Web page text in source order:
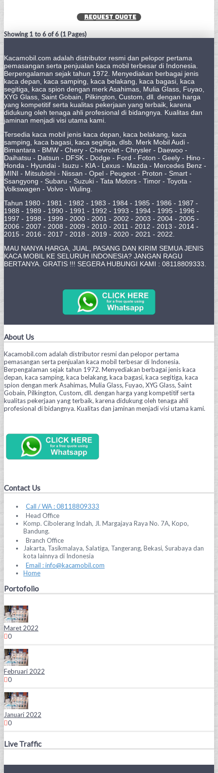
REQUEST QUOTE
Showing 1 to 6 of 6 (1 Pages)
Kacamobil.com adalah distributor resmi dan pelopor pertama
pemasangan serta penjualan kaca mobil terbesar di Indonesia.
Berpengalaman sejak tahun 1972. Menyediakan berbagai jenis
kaca depan, kaca samping, kaca belakang, kaca bagasi, kaca
segitiga, kaca spion dengan merk Asahimas, Mulia Glass, Fuyao,
XYG Glass, Saint Gobain, Pilkington, Custom, dll. dengan harga
yang kompetitif serta kualitas pekerjaan yang terbaik, karena
didukung oleh tenaga ahli profesional di bidangnya. Kualitas dan
jaminan menjadi visi utama kami.
Tersedia kaca mobil jenis kaca depan, kaca belakang, kaca
samping, kaca bagasi, kaca segitiga, dlsb. Merk Mobil Audi -
Bimantara - BMW - Chery - Chevrolet - Chrysler - Daewoo -
Daihatsu - Datsun - DFSK - Dodge - Ford - Foton - Geely - Hino -
Honda - Hyundai - Isuzu - KIA - Lexus - Mazda - Mercedes Benz -
MINI - Mitsubishi - Nissan - Opel - Peugeot - Proton - Smart -
Ssangyong - Subaru - Suzuki - Tata Motors - Timor - Toyota -
Volkswagen - Volvo - Wuling.
Tahun 1980 - 1981 - 1982 - 1983 - 1984 - 1985 - 1986 - 1987 -
1988 - 1989 - 1990 - 1991 - 1992 - 1993 - 1994 - 1995 - 1996 -
1997 - 1998 - 1999 - 2000 - 2001 - 2002 - 2003 - 2004 - 2005 -
2006 - 2007 - 2008 - 2009 - 2010 - 2011 - 2012 - 2013 - 2014 -
2015 - 2016 - 2017 - 2018 - 2019 - 2020 - 2021 - 2022.
MAU NANYA HARGA, JUAL, PASANG DAN KIRIM SEMUA JENIS
KACA MOBIL KE SELURUH INDONESIA? JANGAN RAGU
BERTANYA. GRATIS !!! SEGERA HUBUNGI KAMI : 08118809333.
About Us
Kacamobil.com adalah distributor resmi dan pelopor pertama
pemasangan serta penjualan kaca mobil terbesar di Indonesia.
Berpengalaman sejak tahun 1972. Menyediakan berbagai jenis kaca
depan, kaca samping, kaca belakang, kaca bagasi, kaca segitiga, kaca
spion dengan merk Asahimas, Mulia Glass, Fuyao, XYG Glass, Saint
Gobain, Pilkington, Custom, dll. dengan harga yang kompetitif serta
kualitas pekerjaan yang terbaik, karena didukung oleh tenaga ahli
profesional di bidangnya. Kualitas dan jaminan menjadi visi utama kami.
Contact Us
Call / WA : 08118809333
Head Office
Komp. Cibolerang Indah, Jl. Margajaya Raya No. 7A, Kopo,
Bandung.
Branch Office
Jakarta, Tasikmalaya, Salatiga, Tangerang, Bekasi, Surabaya dan
kota lainnya di Indonesia
Email : info@kacamobil.com
Home
Portofolio
Maret 2022
0
Februari 2022
0
Januari 2022
0
Live Traffic